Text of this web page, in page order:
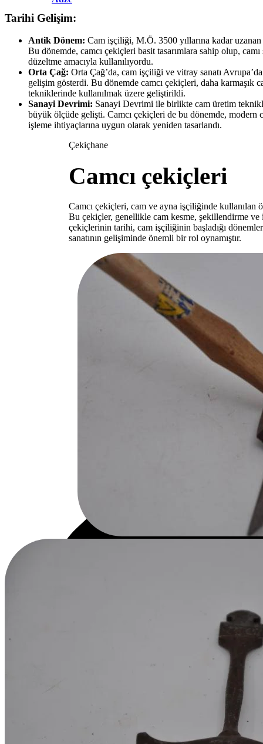
Tarihi Gelişim:
Antik Dönem: Cam işçiliği, M.Ö. 3500 yıllarına kadar
Bu dönemde, camcı çekiçleri basit tasarımlara sahip olup,
düzeltme amacıyla kullanılıyordu.
Orta Çağ: Orta Çağ’da, cam işçiliği ve vitray sanatı
gelişim gösterdi. Bu dönemde camcı çekiçleri, daha karmaşık
tekniklerinde kullanılmak üzere geliştirildi.
Sanayi Devrimi: Sanayi Devrimi ile birlikte cam üretim
büyük ölçüde gelişti. Camcı çekiçleri de bu dönemde, modern
işleme ihtiyaçlarına uygun olarak yeniden tasarlandı.
Çekiçhane
Camcı çekiçleri
Camcı çekiçleri, cam ve ayna işçiliğinde kullanılan
Bu çekiçler, genellikle cam kesme, şekillendirme ve
çekiçlerinin tarihi, cam işçiliğinin başladığı
sanatının gelişiminde önemli bir rol oynamıştır.